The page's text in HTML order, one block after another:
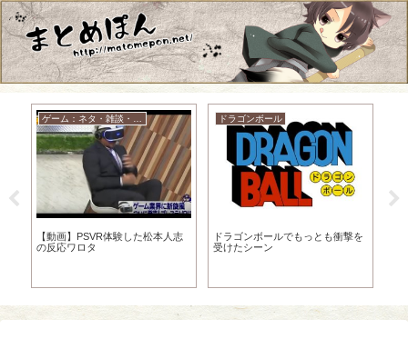
ゲーム：ネタ・雑談・ニュース
【動画】PSVR体験した松本人志
の反応ワロタ
ドラゴンボール
ドラゴンボールでもっとも衝撃を
受けたシーン